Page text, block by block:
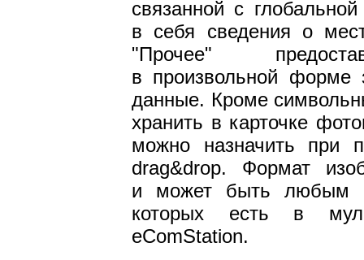
связанной с
в себя сведения о
"Прочее"
в произвольной форме
данные. Кроме
хранить в карточке
можно назначить при
drag&drop. Формат
и может быть любым
которых есть в
eComStation.